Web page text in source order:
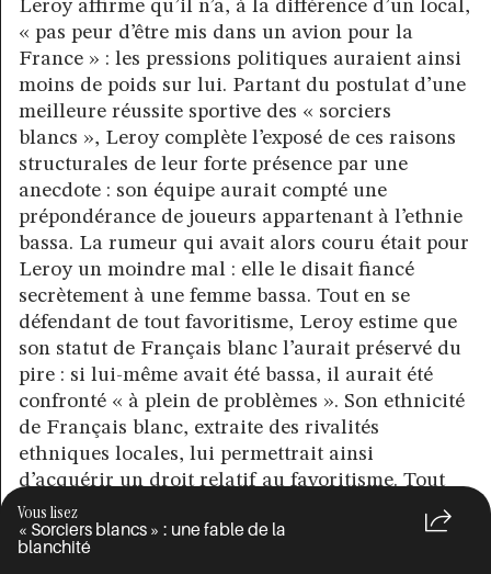
Vous lisez
« Sorciers blancs » : une fable de la
blanchité
Leroy affirme qu’il n’a, à la différence d’un local,
« pas peur d’être mis dans un avion pour la
France » : les pressions politiques auraient ainsi
moins de poids sur lui. Partant du postulat d’une
meilleure réussite sportive des « sorciers
blancs », Leroy complète l’exposé de ces raisons
structurales de leur forte présence par une
anecdote : son équipe aurait compté une
prépondérance de joueurs appartenant à l’ethnie
bassa. La rumeur qui avait alors couru était pour
Leroy un moindre mal : elle le disait fiancé
secrètement à une femme bassa. Tout en se
défendant de tout favoritisme, Leroy estime que
son statut de Français blanc l’aurait préservé du
pire : si lui-même avait été bassa, il aurait été
confronté « à plein de problèmes ». Son ethnicité
de Français blanc, extraite des rivalités
ethniques locales, lui permettrait ainsi
d’acquérir un droit relatif au favoritisme. Tout
du moins, elle lui aurait permis de faire face à la
suspicion de favoritisme – puisque c’est bien à un
supposé favoritisme que la rumeur de fiançailles